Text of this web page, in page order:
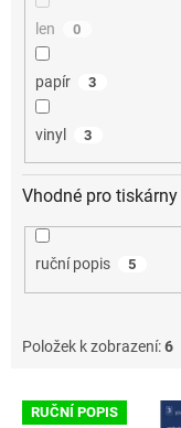
len 0
papír 3
vinyl 3
Vhodné pro tiskárny
ruční popis 5
Položek k zobrazení:6
V RUČNÍ POPIS